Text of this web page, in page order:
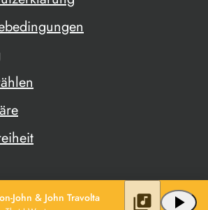
John & John Travolta play_arrow
library_music